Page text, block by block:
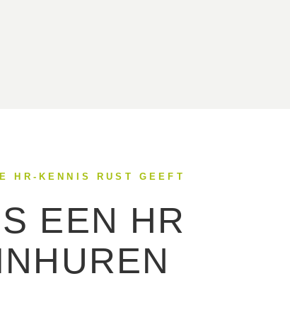
HR-KENNIS RUST GEEFT
EEN HR